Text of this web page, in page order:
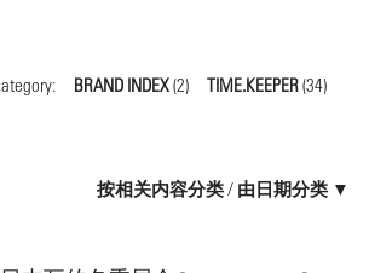
BRAND INDEX(2) TIME.KEEPER(34)
按相关内容分类/ 由日期分类 ▼